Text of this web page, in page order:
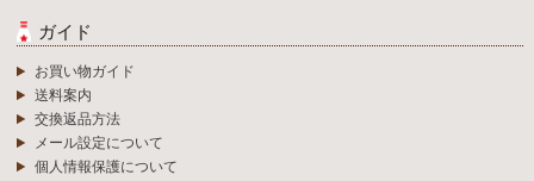
ガイド
お買い物ガイド
送料案内
交換返品方法
メール設定について
個人情報保護について